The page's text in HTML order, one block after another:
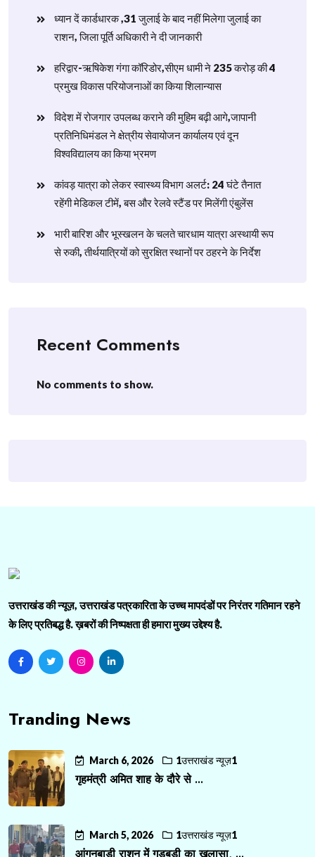
ध्यान दें कार्डधारक ,31 जुलाई के बाद नहीं मिलेगा जुलाई का
राशन, जिला पूर्ति अधिकारी ने दी जानकारी
हरिद्वार-ऋषिकेश गंगा कॉरिडोर,सीएम धामी ने 235 करोड़ की 4
प्रमुख विकास परियोजनाओं का किया शिलान्यास
विदेश में रोजगार उपलब्ध कराने की मुहिम बढ़ी आगे,जापानी
प्रतिनिधिमंडल ने क्षेत्रीय सेवायोजन कार्यालय एवं दून
विश्वविद्यालय का किया भ्रमण
​कांवड़ यात्रा को लेकर स्वास्थ्य विभाग अलर्ट: 24 घंटे तैनात
रहेंगी मेडिकल टीमें, बस और रेलवे स्टैंड पर मिलेंगी एंबुलेंस
​भारी बारिश और भूस्खलन के चलते चारधाम यात्रा अस्थायी रूप
से रुकी, तीर्थयात्रियों को सुरक्षित स्थानों पर ठहरने के निर्देश
Recent Comments
No comments to show.
उत्तराखंड की न्यूज़, उत्तराखंड पत्रकारिता के उच्च मापदंडों पर निरंतर गतिमान रहने
के लिए प्रतिबद्ध है. ख़बरों की निष्पक्षता ही हमारा मुख्य उद्देश्य है.
Tranding News
March 6, 2026 1उत्तराखंड न्यूज़1
गृहमंत्री अमित शाह के दौरे से ...
March 5, 2026 1उत्तराखंड न्यूज़1